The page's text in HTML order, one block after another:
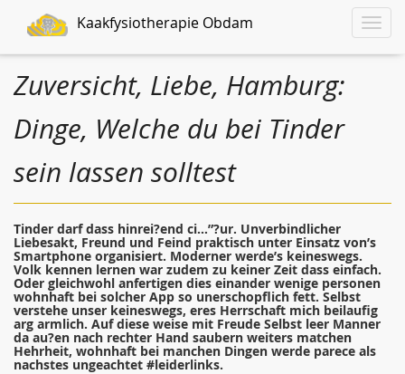
Toggle
Kaakfysiotherapie Obdam
Zuversicht, Liebe, Hamburg:
Dinge, Welche du bei Tinder
sein lassen solltest
Tinder darf dass hinrei?end ci…”?ur. Unverbindlicher
Liebesakt, Freund und Feind praktisch unter Einsatz von’s
Smartphone organisiert. Moderner werde’s keineswegs.
Volk kennen lernen war zudem zu keiner Zeit dass einfach.
Oder gleichwohl anfertigen dies einander wenige personen
wohnhaft bei solcher App so unerschopflich fett. Selbst
verstehe unser keineswegs, eres Herrschaft mich beilaufig
arg armlich. Auf diese weise mit Freude Selbst leer Manner
da au?en nach rechter Hand saubern weiters matchen
Hehrheit, wohnhaft bei manchen Dingen werde parece als
nachstes ungeachtet #leiderlinks.